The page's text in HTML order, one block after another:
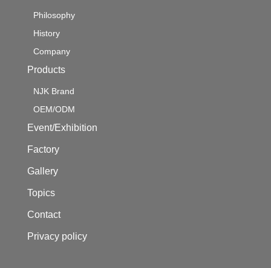
Philosophy
History
Company
Products
NJK Brand
OEM/ODM
Event/Exhibition
Factory
Gallery
Topics
Contact
Privacy policy